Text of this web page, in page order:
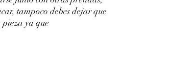
tampoco debes dejar que
pieza ya que